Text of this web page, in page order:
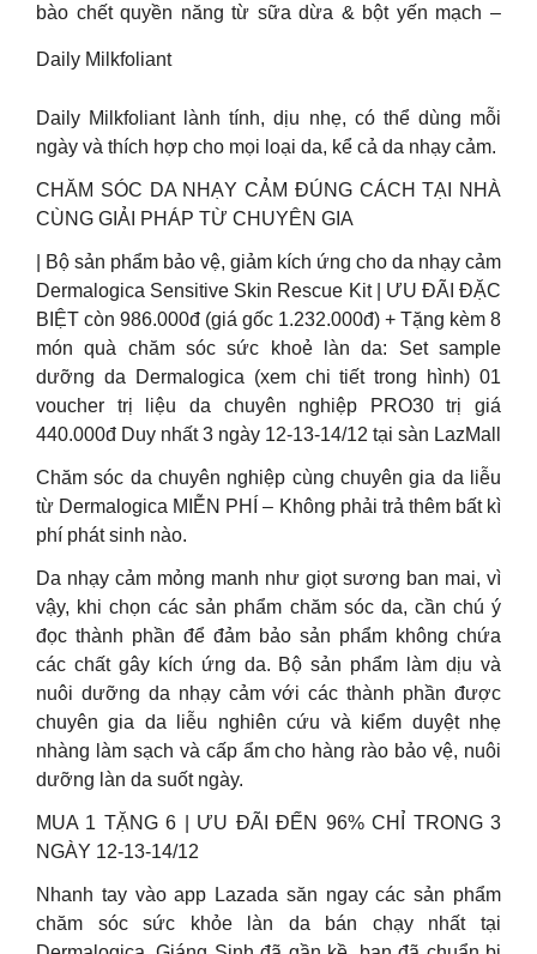
bào chết quyền năng từ sữa dừa & bột yến mạch –
Daily Milkfoliant
Daily Milkfoliant lành tính, dịu nhẹ, có thể dùng mỗi
ngày và thích hợp cho mọi loại da, kể cả da nhạy cảm.
CHĂM SÓC DA NHẠY CẢM ĐÚNG CÁCH TẠI NHÀ
CÙNG GIẢI PHÁP TỪ CHUYÊN GIA
| Bộ sản phẩm bảo vệ, giảm kích ứng cho da nhạy cảm
Dermalogica Sensitive Skin Rescue Kit | ƯU ĐÃI ĐẶC
BIỆT còn 986.000đ (giá gốc 1.232.000đ) + Tặng kèm 8
món quà chăm sóc sức khoẻ làn da: Set sample
dưỡng da Dermalogica (xem chi tiết trong hình) 01
voucher trị liệu da chuyên nghiệp PRO30 trị giá
440.000đ Duy nhất 3 ngày 12-13-14/12 tại sàn LazMall
Chăm sóc da chuyên nghiệp cùng chuyên gia da liễu
từ Dermalogica MIỄN PHÍ – Không phải trả thêm bất kì
phí phát sinh nào.
Da nhạy cảm mỏng manh như giọt sương ban mai, vì
vậy, khi chọn các sản phẩm chăm sóc da, cần chú ý
đọc thành phần để đảm bảo sản phẩm không chứa
các chất gây kích ứng da. Bộ sản phẩm làm dịu và
nuôi dưỡng da nhạy cảm với các thành phần được
chuyên gia da liễu nghiên cứu và kiểm duyệt nhẹ
nhàng làm sạch và cấp ẩm cho hàng rào bảo vệ, nuôi
dưỡng làn da suốt ngày.
MUA 1 TẶNG 6 | ƯU ĐÃI ĐẾN 96% CHỈ TRONG 3
NGÀY 12-13-14/12
Nhanh tay vào app Lazada săn ngay các sản phẩm
chăm sóc sức khỏe làn da bán chạy nhất tại